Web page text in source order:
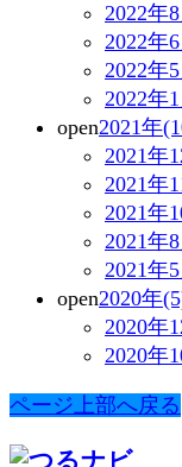
2022年
2022年
2022年
2022年
open2021年
2021年
2021年
2021年
2021年
2021年
open2020年
2020年
2020年
ページ上部へ戻る